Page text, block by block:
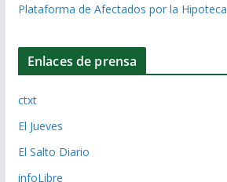
Plataforma de Afectados por la Hipoteca
Enlaces de prensa
ctxt
El Jueves
El Salto Diario
infoLibre